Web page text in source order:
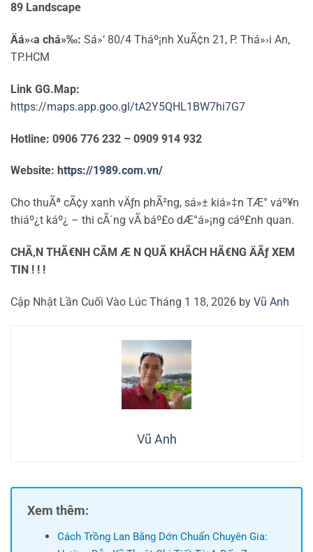
89 Landscape
Äá»‹a chá»‰: Sá»‘ 80/4 Tháº¡nh XuÃ¢n 21, P. Thá»›i An,
TP.HCM
Link GG.Map:
https://maps.app.goo.gl/tA2Y5QHL1BW7hi7G7
Hotline: 0906 776 232 – 0909 914 932
Website: https://1989.com.vn/
Cho thuÃª cÃ¢y xanh vÄƒn phÃ²ng, sá»± kiá»‡n TÆ° váº¥n
thiáº¿t káº¿ – thi cÃ´ng vÃ báº£o dÆ°á»¡ng cáº£nh quan.
CHÃ‚N THÃ€NH CÃM Æ N QUÃ KHÃCH HÃ€NG ÄÃƒ XEM
TIN ! ! !
Cập Nhật Lần Cuối Vào Lúc Tháng 1 18, 2026 by Vũ Anh
Vũ Anh
Xem thêm:
Cách Trồng Lan Bằng Dớn Chuẩn Chuyên Gia: